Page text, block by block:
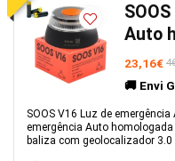
Auto
23,16€
🚚 Envi
SOOS V16 Luz de
emergência Auto
baliza com geolocalizador 3.0